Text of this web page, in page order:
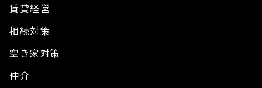
賃貸経営
相続対策
空き家対策
仲介